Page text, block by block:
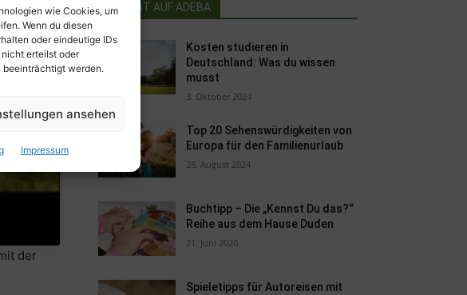
wie Cookies, um
Wenn du diesen
oder eindeutige IDs
erteilst oder
werden.
ansehen
Impressum
der
BELIEBT AUF ADEBA
Kosten studieren in
Deutschland: Was du wissen
musst
3. Oktober 2024
Top 20 Sehenswürdigkeiten von
Europa für den Familienurlaub
28. August 2024
Buchtipp – Die „Kennst Du das?“
Reihe aus dem Hause Duden
21. Juni 2020
Spieletipps für Autoreisen mit